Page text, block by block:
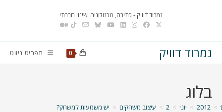
נמרוד דוויק - כתיבה, טכנולוגיה ושינוי חברתי
נמרוד דוויק 0 תפריט ניווט
בלוג
>
2012
> יוני >
2
> עיצוב משחקים > יש משמעות למשחק?